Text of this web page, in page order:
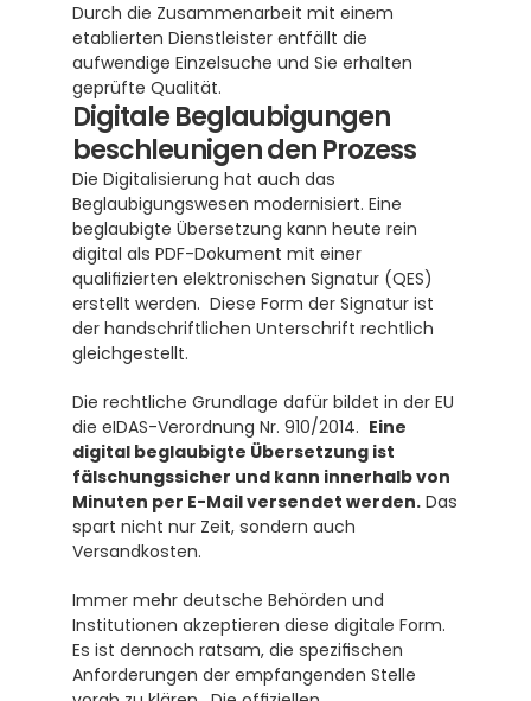
Durch die Zusammenarbeit mit einem
etablierten Dienstleister entfällt die
aufwendige Einzelsuche und Sie erhalten
geprüfte Qualität.
Digitale Beglaubigungen
beschleunigen den Prozess
Die Digitalisierung hat auch das
Beglaubigungswesen modernisiert. Eine
beglaubigte Übersetzung kann heute rein
digital als PDF-Dokument mit einer
qualifizierten elektronischen Signatur (QES)
erstellt werden.  Diese Form der Signatur ist
der handschriftlichen Unterschrift rechtlich
gleichgestellt.
Die rechtliche Grundlage dafür bildet in der EU
die eIDAS-Verordnung Nr. 910/2014. Eine
digital beglaubigte Übersetzung ist
fälschungssicher und kann innerhalb von
Minuten per E-Mail versendet werden. Das
spart nicht nur Zeit, sondern auch
Versandkosten.
Immer mehr deutsche Behörden und
Institutionen akzeptieren diese digitale Form.
Es ist dennoch ratsam, die spezifischen
Anforderungen der empfangenden Stelle